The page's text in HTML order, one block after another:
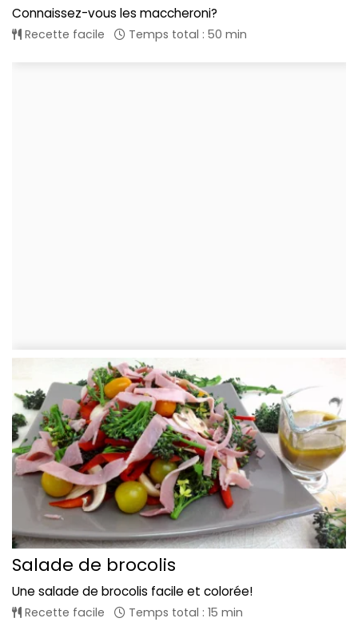
Connaissez-vous les maccheroni?
Recette facile Temps total : 50 min
Salade de brocolis
Une salade de brocolis facile et colorée!
Recette facile Temps total : 15 min